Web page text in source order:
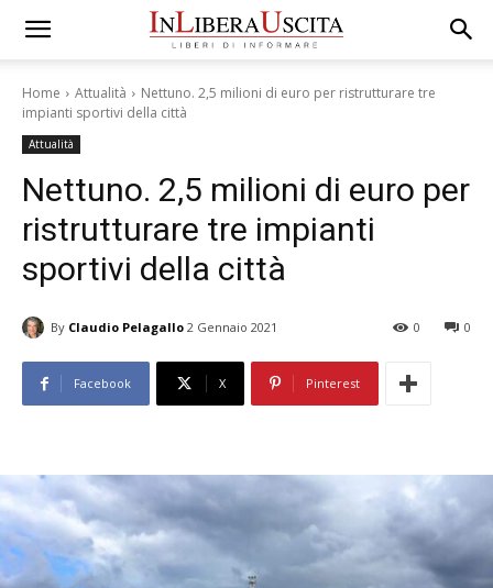
Home Attualità
Nettuno. 2,5 milioni di euro per ristrutturare tre
impianti sportivi della città
Attualità
Nettuno. 2,5 milioni di euro per
ristrutturare tre impianti
sportivi della città
By Claudio Pelagallo 2 Gennaio 2021 0
0
Facebook X Pinterest